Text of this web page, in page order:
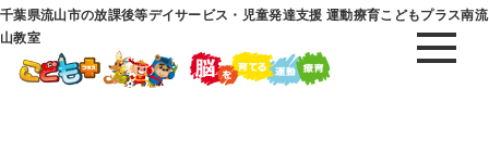
千葉県流山市の放課後等デイサービス・児童発達支援 運動療育こどもプラス南流
山教室